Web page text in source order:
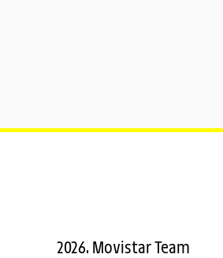
2026. Movistar Team